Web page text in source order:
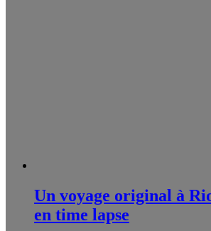
Un voyage original à
en time lapse